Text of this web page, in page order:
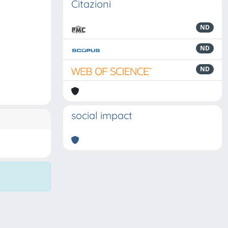
Citazioni
ND
ND
ND
social impact